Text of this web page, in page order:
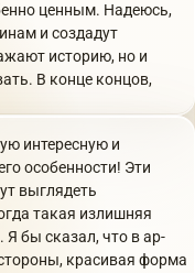
ценным. Надеюсь,
и создадут
историю, но и
В конце концов,
интересную и
особенности! Эти
выглядеть
такая излишняя
Я бы сказал, что в ар-
красивая форма